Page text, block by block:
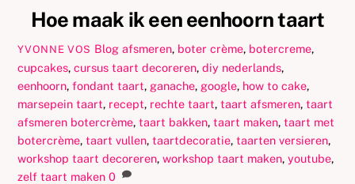
Hoe maak ik een eenhoorn taart
YVONNE VOS Blog afsmeren, boter crème, botercreme,
cupcakes,cursus taart decoreren,diy nederlands,
eenhoorn,fondant taart, ganache, google, how to cake,
marsepein taart, recept, rechte taart,taart afsmeren,taart
afsmeren botercrème,taart bakken,taart maken,taart met
botercrème,taart vullen,taartdecoratie,taarten versieren,
workshop taart decoreren,workshop taart maken,youtube,
zelf taart maken 0